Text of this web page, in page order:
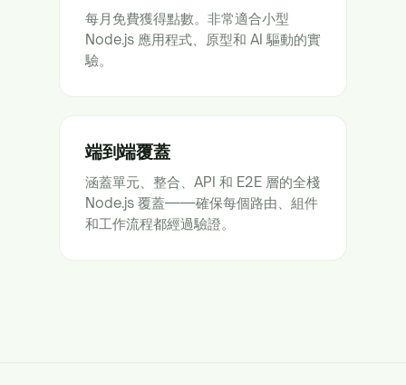
每月免費獲得點數。非常適合小型
Node.js 應用程式、原型和 AI 驅動的實
驗。
端到端覆蓋
涵蓋單元、整合、API 和 E2E 層的全棧
Node.js 覆蓋——確保每個路由、組件
和工作流程都經過驗證。